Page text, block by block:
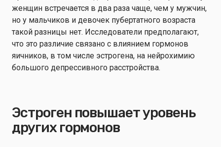
женщин встречается в два раза чаще, чем у мужчин,
но у мальчиков и девочек пубертатного возраста
такой разницы нет. Исследователи предполагают,
что это различие связано с влиянием гормонов
яичников, в том числе эстрогена, на нейрохимию
большого депрессивного расстройства.
Эстроген повышает уровень
других гормонов